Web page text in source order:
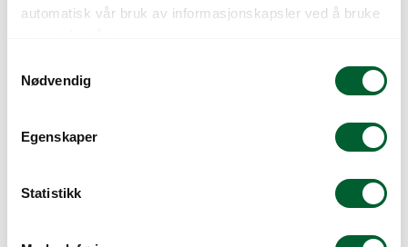
automatisk vår bruk av informasjonskapsler ved å bruke
Nødvendig
Egenskaper
Statistikk